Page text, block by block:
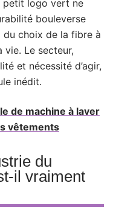
petit logo vert ne
bouleverse
du choix de la fibre à
Le secteur,
et nécessité d’agir,
inédit.
de machine à laver
vêtements
du
il vraiment